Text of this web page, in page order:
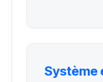
Système